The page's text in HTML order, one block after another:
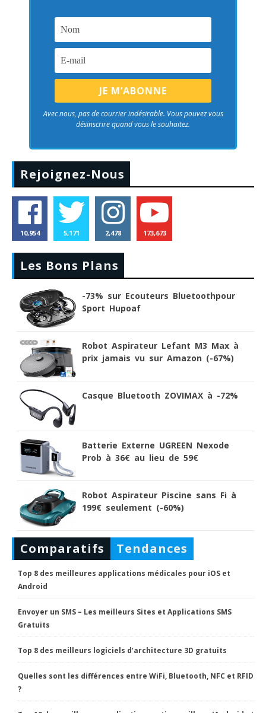
Avec nous, pas de courrier indésirable. Vous pouvez vous
désinscrire quand vous le souhaitez.
Rejoignez-Nous
10,954 5,171 2,478 173,673
Les Bons Plans
-73% sur Ecouteurs Bluetoothpour
Sport Hupoaf
Robot Aspirateur Lefant M3 Max à
prix jamais vu sur Amazon (-67%)
Casque Bluetooth ZOVIMAX à -72%
Batterie Externe UGREEN Nexode
Prob à 36€ au lieu de 59€
Robot Aspirateur Piscine sans Fi à
199€ seulement (-60%)
Comparatifs Tendances
Top 8 des meilleures applications médicales pour iOS et
Android
Envoyer un SMS – Les meilleurs Sites et Applications SMS
Gratuits
Top 8 des meilleurs logiciels d’architecture 3D gratuits
Quelles sont les différences entre WiFi, Bluetooth, NFC et RFID
?